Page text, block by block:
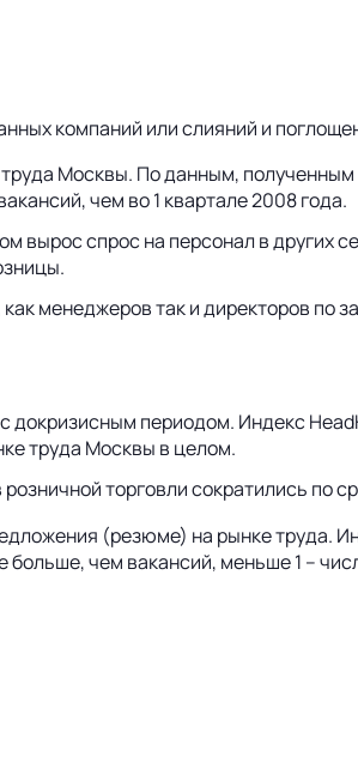
компаний или слияний и
Москвы. По данным,
чем во 1 квартале 2008 года.
вырос спрос на персонал в
менеджеров так и директоров по
периодом. Индекс
труда Москвы в целом.
торговли сократились по
(резюме) на рынке труда.
чем вакансий, меньше 1 –